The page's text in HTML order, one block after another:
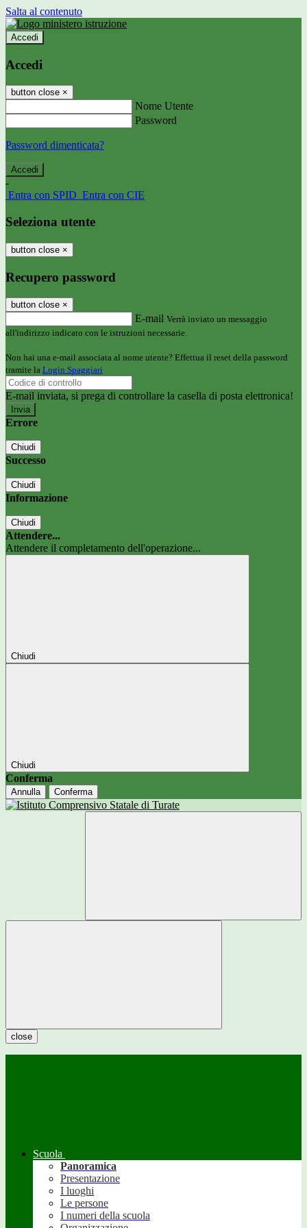
Salta al contenuto
Accedi
Accedi
button close ×
Nome Utente
Password
Password dimenticata?
-
Entra con SPID Entra con CIE
Seleziona utente
button close ×
Recupero password
button close ×
E-mail Verrà inviato un messaggio
all'indirizzo indicato con le istruzioni necessarie.
Non hai una e-mail associata al nome utente? Effettua il reset della password
tramite la Login Spaggiari
E-mail inviata, si prega di controllare la casella di posta elettronica!
Errore
Chiudi
Successo
Chiudi
Informazione
Chiudi
Attendere...
Attendere il completamento dell'operazione...
Chiudi
Chiudi
Conferma
Annulla Conferma
close
Scuola
Panoramica
Presentazione
I luoghi
Le persone
I numeri della scuola